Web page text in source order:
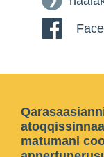
matumani